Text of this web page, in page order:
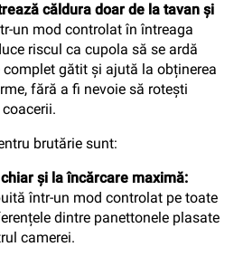
căldura doar de la tavan și
un mod controlat în întreaga
riscul ca cupola să se ardă
gătit și ajută la obținerea
fără a fi nevoie să rotești
brutărie sunt:
și la încărcare maximă:
într-un mod controlat pe toate
dintre panettonele plasate
camerei.